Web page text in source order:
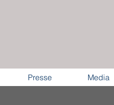
Presse Media